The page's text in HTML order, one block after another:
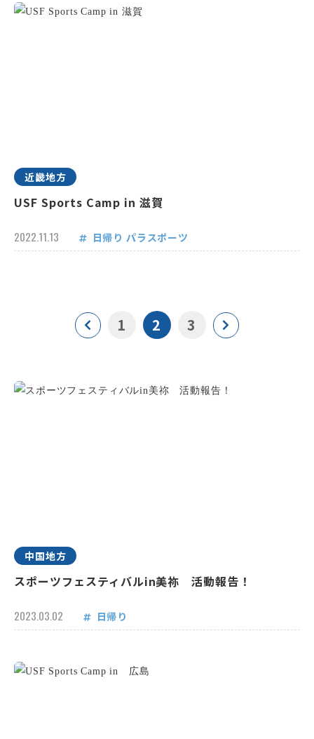
近畿地方
USF Sports Camp in 滋賀
2022.11.13 日帰り パラスポーツ
1 2 3
中国地方
スポーツフェスティバルin美祢 活動報告！
2023.03.02 日帰り